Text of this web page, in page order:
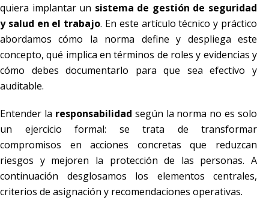
quiera implantar un sistema de gestión de seguridad
y salud en el trabajo. En este artículo técnico y práctico
abordamos cómo la norma define y despliega este
concepto, qué implica en términos de roles y evidencias y
cómo debes documentarlo para que sea efectivo y
auditable.
Entender la responsabilidad según la norma no es solo
un ejercicio formal: se trata de transformar
compromisos en acciones concretas que reduzcan
riesgos y mejoren la protección de las personas. A
continuación desglosamos los elementos centrales,
criterios de asignación y recomendaciones operativas.